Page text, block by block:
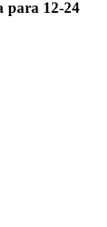
para 12-24